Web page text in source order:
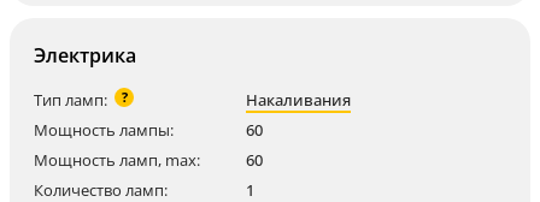
Электрика
Тип ламп: ?
Накаливания
Мощность лампы:
60
Мощность ламп, max:
60
Количество ламп:
1